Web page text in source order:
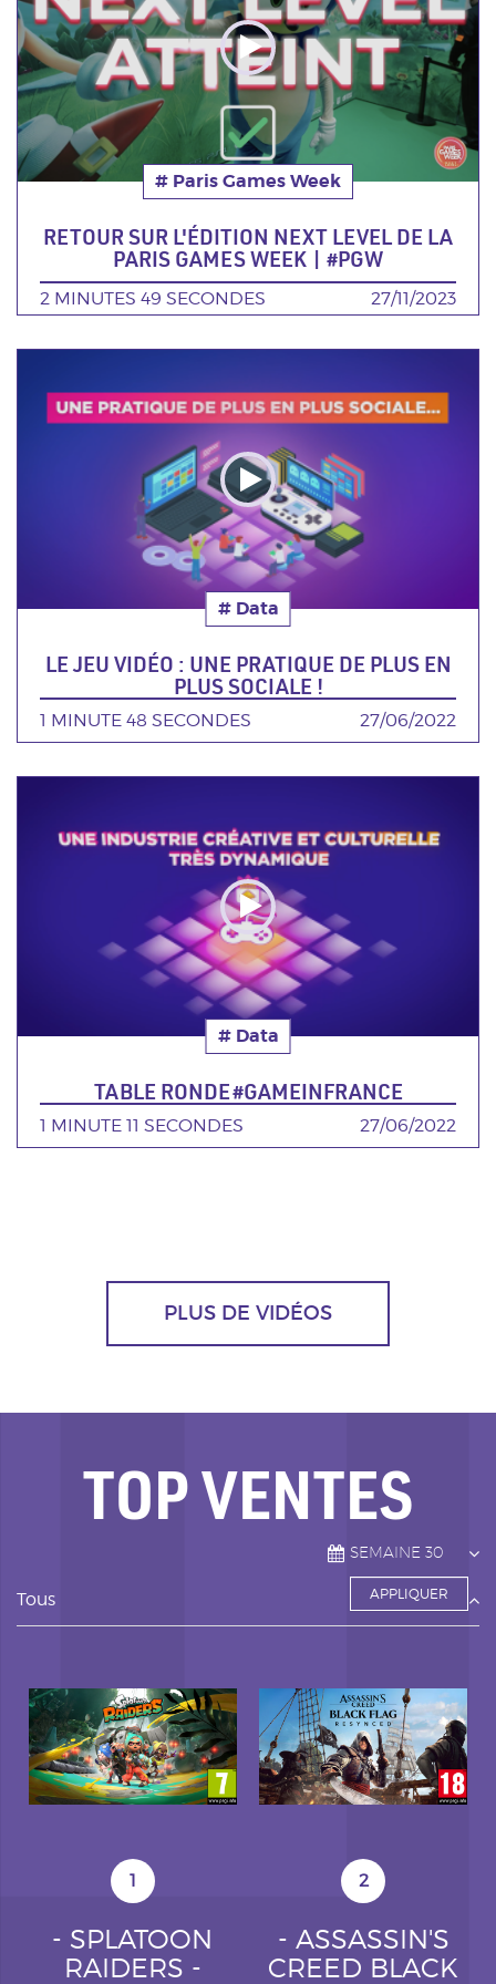
Thématique
# Paris Games Week
RETOUR SUR L'ÉDITION NEXT LEVEL DE LA
PARIS GAMES WEEK | #PGW
DURÉE
2 MINUTES 49 SECONDES DATE
27/11/2023
video
Thématique
# Data
LE JEU VIDÉO : UNE PRATIQUE DE PLUS EN
PLUS SOCIALE !
DURÉE
1 MINUTE 48 SECONDES DATE
27/06/2022
video
Thématique
# Data
TABLE RONDE #GAMEINFRANCE
DURÉE
1 MINUTE 11 SECONDES DATE
27/06/2022
PLUS DE VIDÉOS
TOP VENTES
Tous
1
- SPLATOON
RAIDERS -
2
- ASSASSIN'S
CREED BLACK